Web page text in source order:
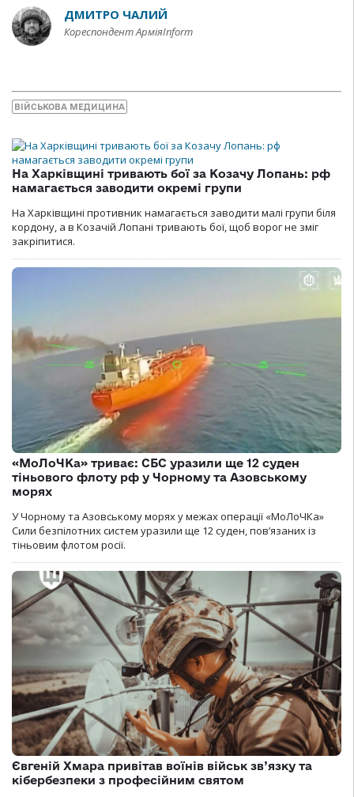
ДМИТРО ЧАЛИЙ
Кореспондент АрміяInform
ВІЙСЬКОВА МЕДИЦИНА
На Харківщині тривають бої за Козачу Лопань: рф
намагається заводити окремі групи
На Харківщині противник намагається заводити малі групи біля
кордону, а в Козачій Лопані тривають бої, щоб ворог не зміг
закріпитися.
«МоЛоЧКа» триває: СБС уразили ще 12 суден
тіньового флоту рф у Чорному та Азовському
морях
У Чорному та Азовському морях у межах операції «МоЛоЧКа»
Сили безпілотних систем уразили ще 12 суден, пов’язаних із
тіньовим флотом росії.
Євгеній Хмара привітав воїнів військ зв’язку та
кібербезпеки з професійним святом